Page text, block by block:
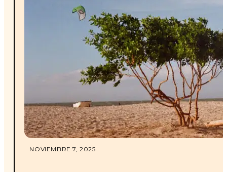
NOVIEMBRE 7, 2025